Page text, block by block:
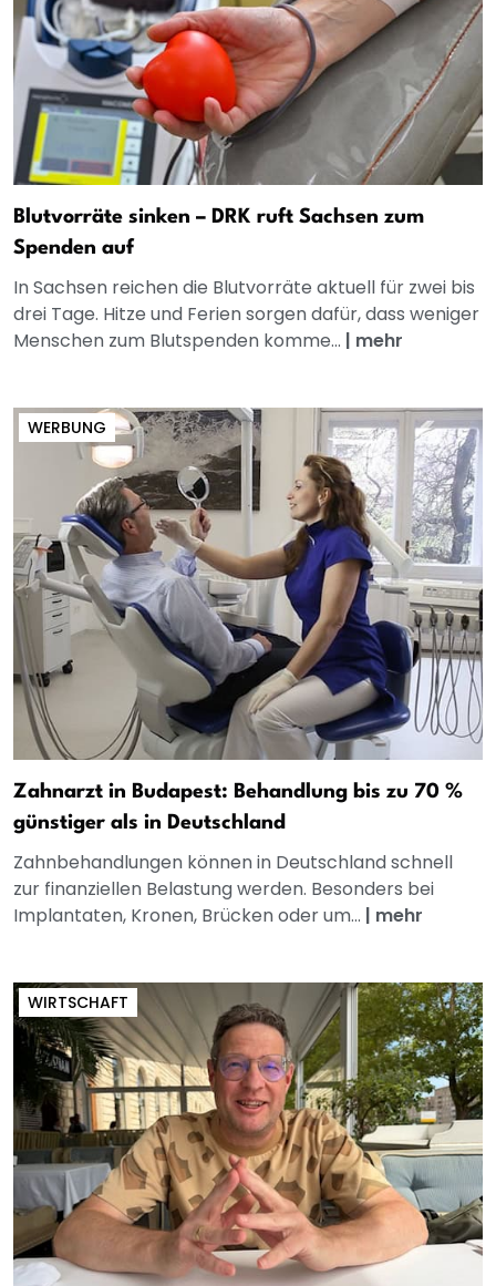
Blutvorräte sinken – DRK ruft Sachsen zum
Spenden auf
In Sachsen reichen die Blutvorräte aktuell für zwei bis
drei Tage. Hitze und Ferien sorgen dafür, dass weniger
Menschen zum Blutspenden komme... | mehr
WERBUNG
Zahnarzt in Budapest: Behandlung bis zu 70 %
günstiger als in Deutschland
Zahnbehandlungen können in Deutschland schnell
zur finanziellen Belastung werden. Besonders bei
Implantaten, Kronen, Brücken oder um... | mehr
WIRTSCHAFT